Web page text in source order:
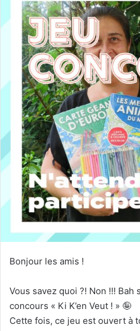
Bonjour les amis !
Vous savez quoi ?! Non !!!
concours « Ki K’en Veut ! » 🤪
Cette fois, ce jeu est ouvert à